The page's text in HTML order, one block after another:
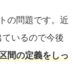
の問題です。近
いるので今後
間の定義をしっ